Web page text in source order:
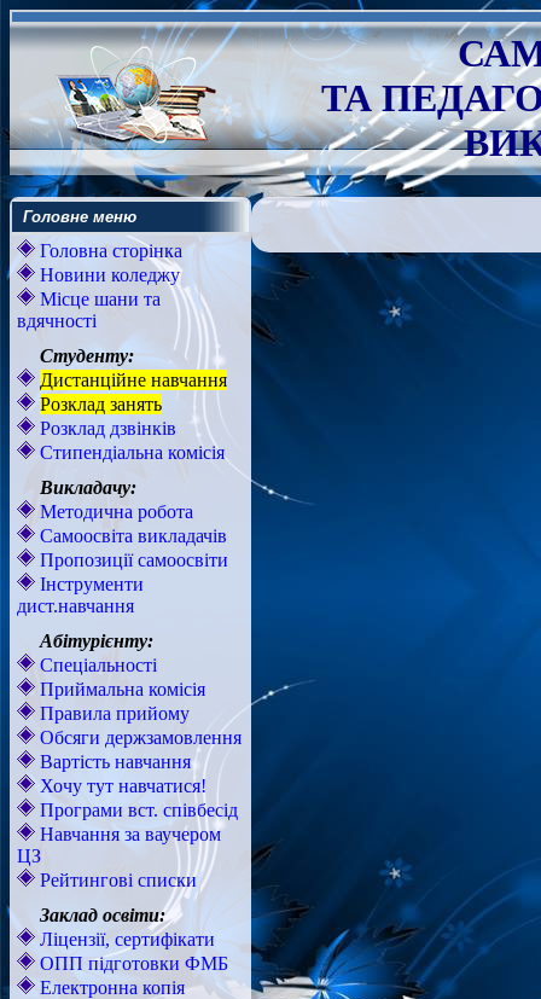
ТА
Головне меню
Головна сторінка
Новини коледжу
Місце шани та
вдячності
Студенту:
Дистанційне навчання
Розклад занять
Розклад дзвінків
Стипендіальна комісія
Викладачу:
Методична робота
Самоосвіта викладачів
Пропозиції самоосвіти
Інструменти
дист.навчання
Абітурієнту:
Спеціальності
Приймальна комісія
Правила прийому
Обсяги держзамовлення
Вартість навчання
Хочу тут навчатися!
Програми вст. співбесід
Навчання за ваучером
ЦЗ
Рейтингові списки
Заклад освіти:
Ліцензії, сертифікати
ОПП підготовки ФМБ
Електронна копія